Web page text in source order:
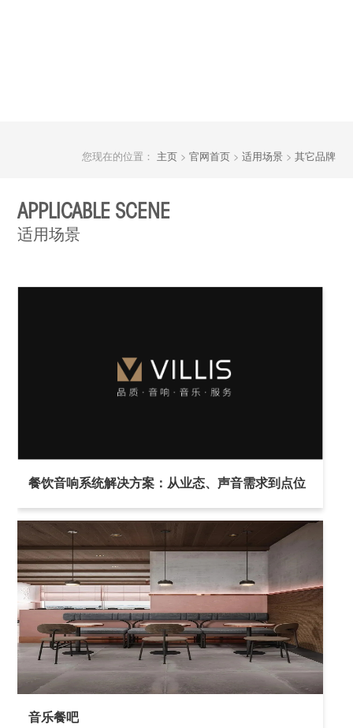
您现在的位置： 主页> 官网首页> 适用场景> 其它品牌
APPLICABLE SCENE
适用场景
餐饮音响系统解决方案：从业态、声音需求到点位
布置与设备选型
音乐餐吧